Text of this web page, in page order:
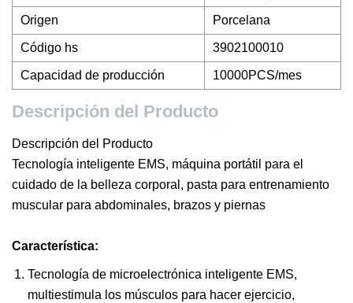
Origen Porcelana
Código hs 3902100010
Capacidad de producción 10000PCS/mes
Descripción del Producto
Descripción del Producto
Tecnología inteligente EMS, máquina portátil para el
cuidado de la belleza corporal, pasta para entrenamiento
muscular para abdominales, brazos y piernas
Característica:
Tecnología de microelectrónica inteligente EMS,
multiestimula los músculos para hacer ejercicio,